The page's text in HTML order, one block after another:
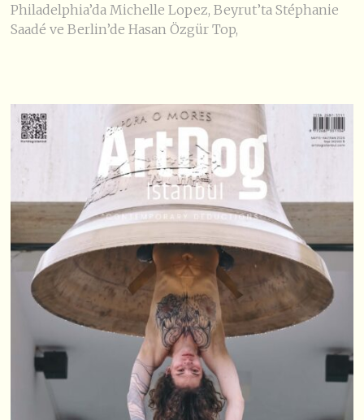
Philadelphia’da Michelle Lopez, Beyrut’ta Stéphanie
Saadé ve Berlin’de Hasan Özgür Top,